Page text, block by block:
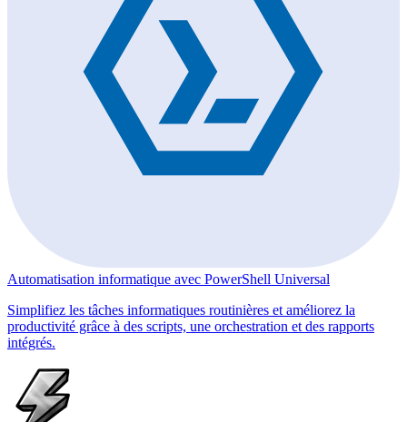
Automatisation informatique avec PowerShell Universal
Simplifiez les tâches informatiques routinières et améliorez la
productivité grâce à des scripts, une orchestration et des rapports
intégrés.